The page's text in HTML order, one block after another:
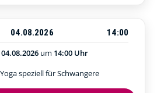
04.08.2026
14:00
um 14:00 Uhr
speziell für Schwangere